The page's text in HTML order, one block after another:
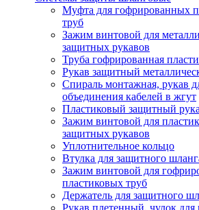
Муфта для гофрированных
труб
Зажим винтовой для
защитных рукавов
Труба гофрированная
Рукав защитный
Спираль монтажная, рукав
объединения кабелей в жгут
Пластиковый защитный
Зажим винтовой для
защитных рукавов
Уплотнительное кольцо
Втулка для защитного
Зажим винтовой для
пластиковых труб
Держатель для защитного
Рукав плетенный, чулок для